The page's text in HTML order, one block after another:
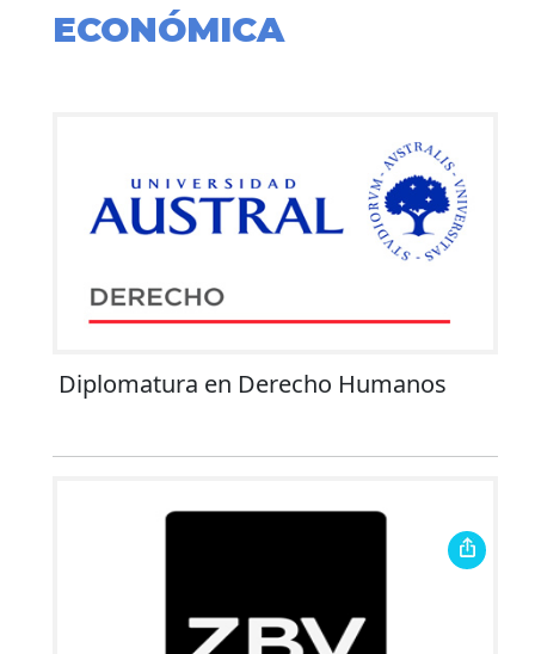
ECONÓMICA
Diplomatura en Derecho Humanos